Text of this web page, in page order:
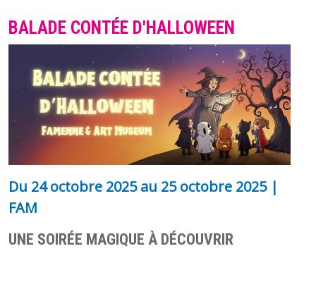
BALADE CONTÉE D'HALLOWEEN
Du 24 octobre 2025au 25 octobre 2025|
FAM
UNE SOIRÉE MAGIQUE À DÉCOUVRIR